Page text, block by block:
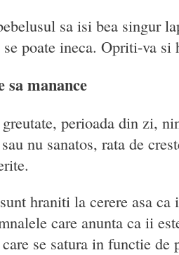
sa isi bea singur
se poate ineca. Opriti-va
manance
perioada din zi,
nu sanatos, rata de
hraniti la cerere asa ca
care anunta ca ii
se satura in functie de